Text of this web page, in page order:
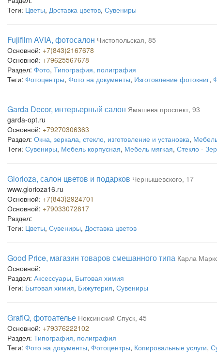
Теги: Цветы, Доставка цветов, Сувениры
Fujifilm AVIA, фотосалон Чистопольская, 85
Основной: +7(843)2167678
Основной: +79625567678
Раздел: Фото, Типография, полиграфия
Теги: Фотоцентры, Фото на документы, Изготовление фотокниг,
Garda Decor, интерьерный салон Ямашева проспект, 93
garda-opt.ru
Основной: +79270306363
Раздел: Окна, зеркала, стекло, изготовление и установка,
Теги: Сувениры, Мебель корпусная, Мебель мягкая, Стекло -
Glorioza, салон цветов и подарков Чернышевского, 17
www.glorioza16.ru
Основной: +7(843)2924701
Основной: +79033072817
Раздел:
Теги: Цветы, Сувениры, Доставка цветов
Good Price, магазин товаров смешанного типа Карла
Основной:
Раздел: Аксессуары, Бытовая химия
Теги: Бытовая химия, Бижутерия, Сувениры
GrafiQ, фотоателье Ноксинский Спуск, 45
Основной: +79376222102
Раздел: Типография, полиграфия
Теги: Фото на документы, Фотоцентры, Копировальные услуги,